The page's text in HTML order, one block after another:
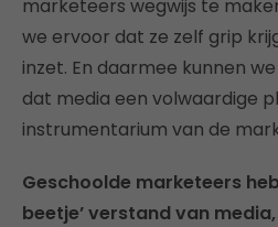
marketeers wegwijs te
we ervoor dat ze zelf grip
inzet. En daarmee kunnen
dat media een volwaardige
instrumentarium van de
Geschoolde marketeers
beetje’ verstand van